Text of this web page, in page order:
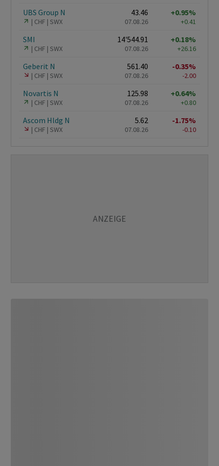
UBS Group N
CHF SWX
43.46
07.08.26
+0.95%
+0.41
SMI
CHF SWX
14'544.91
07.08.26
+0.18%
+26.16
Geberit N
CHF SWX
561.40
07.08.26
-0.35%
-2.00
Novartis N
CHF SWX
125.98
07.08.26
+0.64%
+0.80
Ascom Hldg N
CHF SWX
5.62
07.08.26
-1.75%
-0.10